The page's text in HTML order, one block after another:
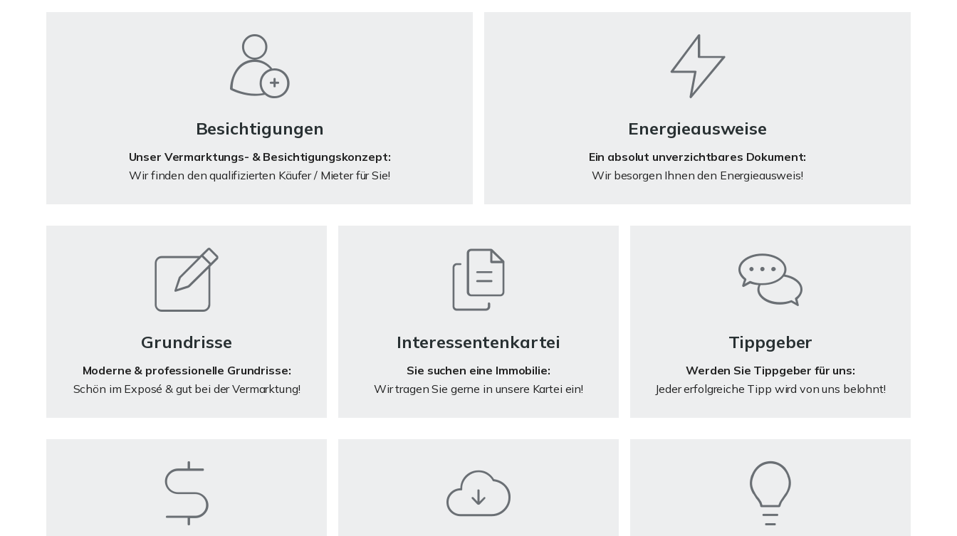
Besichtigungen
Unser Vermarktungs- & Besichtigungskonzept:
Wir finden den qualifizierten Käufer / Mieter für Sie!
Energieausweise
Ein absolut unverzichtbares Dokument:
Wir besorgen Ihnen den Energieausweis!
Grundrisse
Moderne & professionelle Grundrisse:
Schön im Exposé & gut bei der Vermarktung!
Interessentenkartei
Sie suchen eine Immobilie:
Wir tragen Sie gerne in unsere Kartei ein!
Tippgeber
Werden Sie Tippgeber für uns:
Jeder erfolgreiche Tipp wird von uns belohnt!